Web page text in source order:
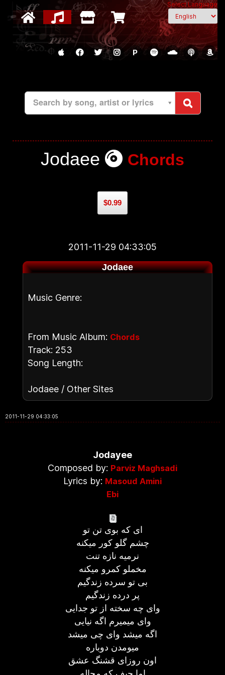
Select Language
P
Search by song, artist or lyrics
Jodaee Chords
$0.99
2011-11-29 04:33:05
Jodaee
Music Genre:
From Music Album: Chords
Track: 253
Song Length:
Jodaee / Other Sites
2011-11-29 04:33:05
Jodayee
Composed by: Parviz Maghsadi
Lyrics by: Masoud Amini
Ebi
ای که بوی تن تو
چشم گلو کور میکنه
نرمیه نازه تنت
مخملو کمرو میکنه
بی تو سرده زندگیم
پر درده زندگیم
وای چه سخته از تو جدایی
وای میمیرم اگه نیایی
اگه میشد وای چی میشد
میومدن دوباره
اون روزای قشنگ عشق